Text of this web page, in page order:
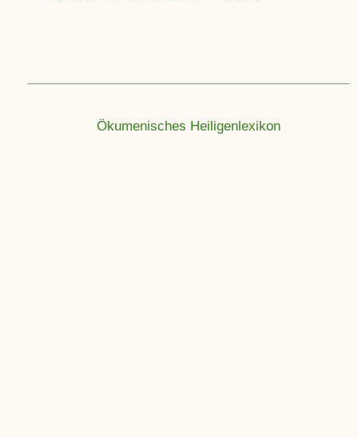
Ökumenisches Heiligenlexikon